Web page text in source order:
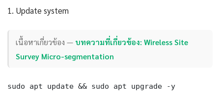
1. Update system
เนื้อหาเกี่ยวข้อง — บทความที่เกี่ยวข้อง: Wireless Site
Survey Micro-segmentation
sudo apt update && sudo apt upgrade -y